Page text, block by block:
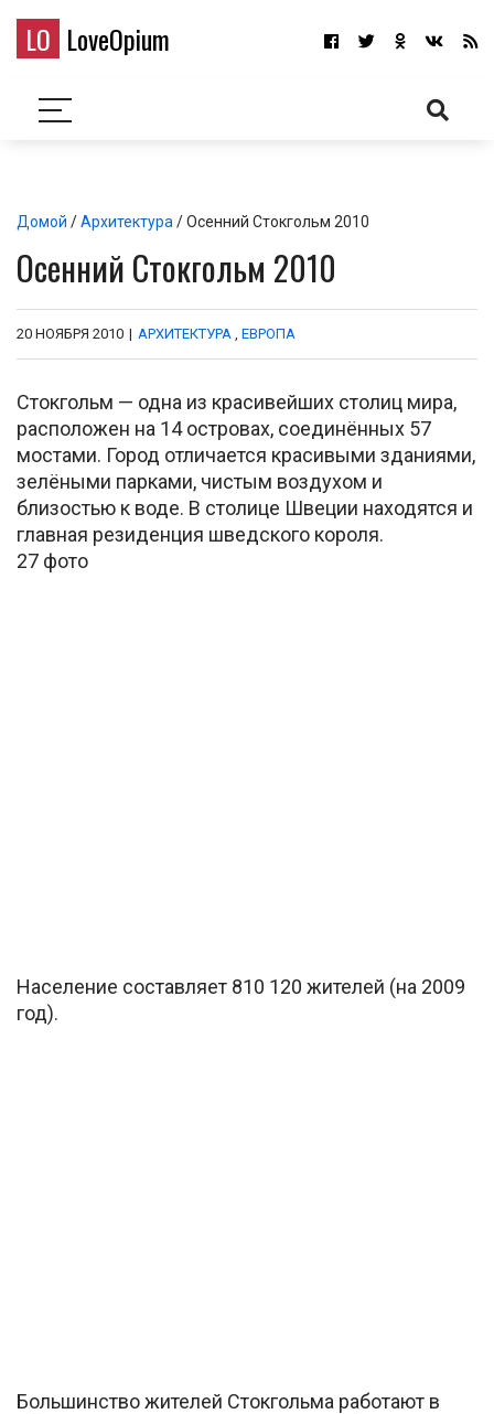
LO LoveOpium
Домой /Архитектура / Осенний Стокгольм 2010
Осенний Стокгольм 2010
20 НОЯБРЯ 2010 | АРХИТЕКТУРА , ЕВРОПА
Стокгольм — одна из красивейших столиц мира,
расположен на 14 островах, соединённых 57
мостами. Город отличается красивыми зданиями,
зелёными парками, чистым воздухом и
близостью к воде. В столице Швеции находятся и
главная резиденция шведского короля.
27 фото
Население составляет 810 120 жителей (на 2009
год).
Большинство жителей Стокгольма работают в